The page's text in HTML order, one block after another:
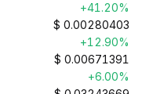
+41.20%
$ 0.00280403
+12.90%
$ 0.00671391
+6.00%